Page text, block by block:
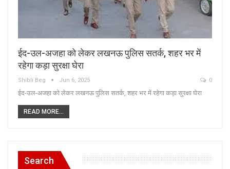
ईद-उल-अजहा को लेकर लखनऊ पुलिस सतर्क, शहर भर में
रहेगा कड़ा सुरक्षा घेरा
Shibli Beg Jun 6, 2025 0
ईद-उल-अजहा को लेकर लखनऊ पुलिस सतर्क, शहर भर में रहेगा कड़ा सुरक्षा घेरा
READ MORE...
Search